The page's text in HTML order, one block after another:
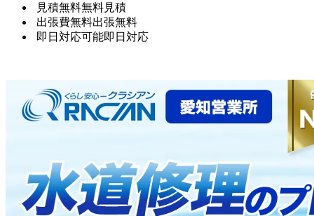
見積無料無料見積
出張費無料出張無料
即日対応可能即日対応